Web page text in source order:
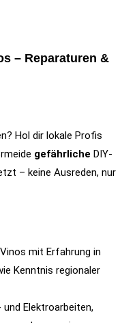
– Reparaturen &
Hol dir lokale Profis
gefährliche DIY-
– keine Ausreden, nur
mit Erfahrung in
Kenntnis regionaler
Elektroarbeiten,